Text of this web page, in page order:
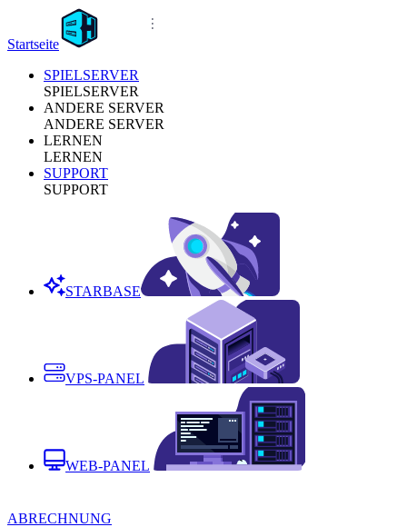
Startseite
SPIELSERVER
SPIELSERVER
ANDERE SERVER
ANDERE SERVER
LERNEN
LERNEN
SUPPORT
SUPPORT
STARBASE
VPS-PANEL
WEB-PANEL
ABRECHNUNG